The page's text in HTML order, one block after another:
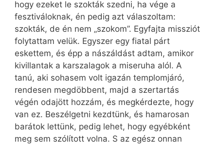
hogy ezeket le szokták szedni, ha vége a
fesztiváloknak, én pedig azt válaszoltam:
szokták, de én nem „szokom”. Egyfajta missziót
folytattam velük. Egyszer egy fiatal párt
eskettem, és épp a nászáldást adtam, amikor
kivillantak a karszalagok a miseruha alól. A
tanú, aki sohasem volt igazán templomjáró,
rendesen megdöbbent, majd a szertartás
végén odajött hozzám, és megkérdezte, hogy
van ez. Beszélgetni kezdtünk, és hamarosan
barátok lettünk, pedig lehet, hogy egyébként
meg sem szólított volna. S az egész onnan